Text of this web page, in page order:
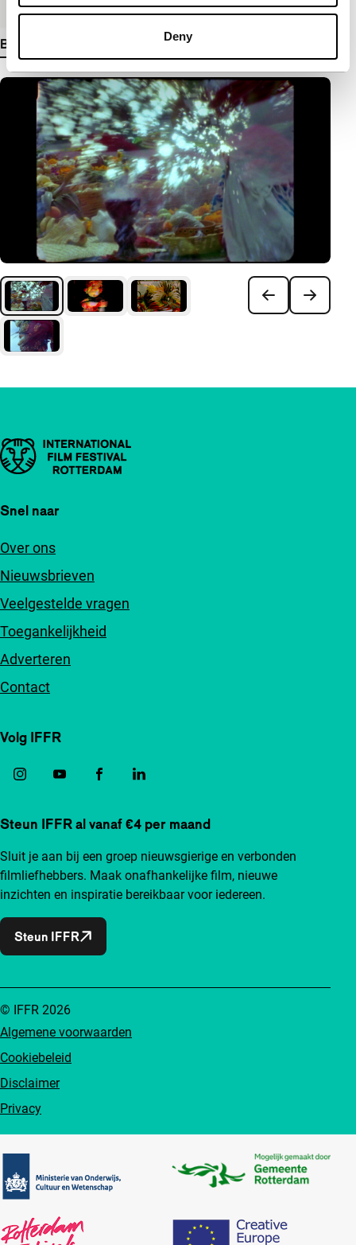
Deny
Bekijk meer details
Belangrijke links
Snel naar
Over ons
Nieuwsbrieven
Veelgestelde vragen
Toegankelijkheid
Adverteren
Contact
Volg IFFR
Steun IFFR al vanaf €4 per maand
Sluit je aan bij een groep nieuwsgierige en verbonden
filmliefhebbers. Maak onafhankelijke film, nieuwe
inzichten en inspiratie bereikbaar voor iedereen.
Steun IFFR
Algemene voorwaarden
Cookiebeleid
Disclaimer
Privacy
© IFFR 2026